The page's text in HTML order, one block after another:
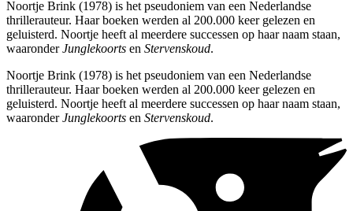
Noortje Brink (1978) is het pseudoniem van een Nederlandse
thrillerauteur. Haar boeken werden al 200.000 keer gelezen en
geluisterd. Noortje heeft al meerdere successen op haar naam staan,
waaronderJunglekoorts en Stervenskoud.
Noortje Brink (1978) is het pseudoniem van een Nederlandse
thrillerauteur. Haar boeken werden al 200.000 keer gelezen en
geluisterd. Noortje heeft al meerdere successen op haar naam staan,
waaronderJunglekoorts en Stervenskoud.